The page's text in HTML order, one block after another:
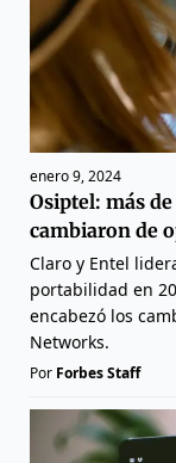
enero 9, 2024
Osiptel: más
cambiaron de
Claro y Entel
portabilidad en
encabezó los
Networks.
Por Forbes Staff